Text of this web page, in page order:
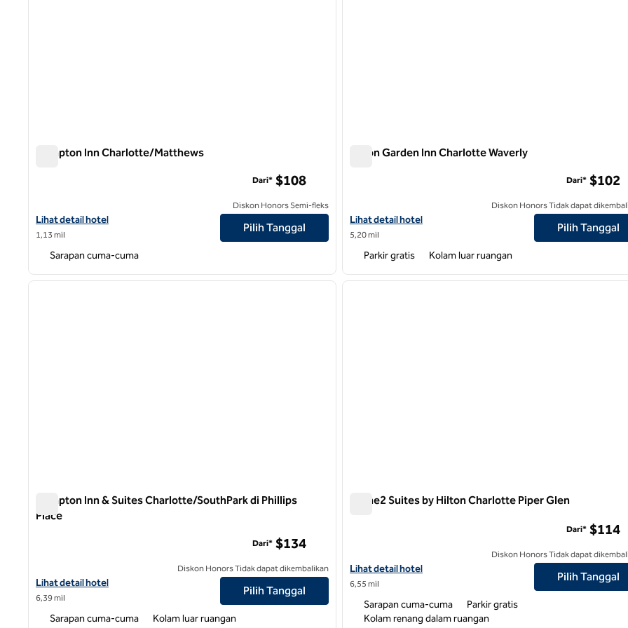
Hampton Inn Charlotte/Matthews
Lihat detail hotel untuk Hampton Inn Charlotte/Matthews
Lihat detail hotel
1,13 mil
Dari* $108
Diskon Honors Semi-fleks
Pilih Tanggal
Sarapan cuma-cuma
Hilton Garden Inn Charlotte Waverly
Lihat detail hotel untuk Hilton Garden Inn Charlotte Waverly
Lihat detail hotel
5,20 mil
Dari* $102
Diskon Honors Tidak dapat
Pilih Tanggal
Parkir gratis Kolam luar ruangan
1 dari 12
gambar berikutnya
Hampton Inn & Suites Charlotte/SouthPark di Phillips
Place
Lihat detail hotel untuk Hampton Inn & Suites Charlotte/SouthPark di Phillips Place
Lihat detail hotel
6,39 mil
Dari* $134
Diskon Honors Tidak dapat dikembalikan
Pilih Tanggal
Sarapan cuma-cuma Kolam luar ruangan
1 dari 12
Home2 Suites by Hilton Charlotte Piper Glen
Lihat detail hotel untuk Home2 Suites by Hilton Charlotte Piper
Lihat detail hotel
6,55 mil
Dari* $114
Diskon Honors Tidak dapat
Pilih Tanggal
Sarapan cuma-cuma
Parkir gratis
Kolam renang dalam ruangan